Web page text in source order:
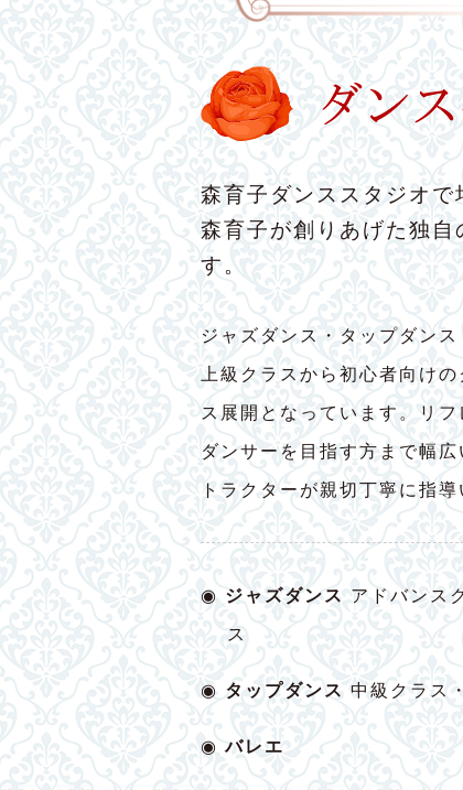
森育子ダンススタジオ
森育子が創りあげた独
す。
ジャズダンス・タップダン
上級クラスから初心者向け
ス展開となっています。リ
ダンサーを目指す方まで幅
トラクターが親切丁寧に指
◉ ジャズダンスアドバンス
ス
◉ タップダンス 中級クラス
◉バレエ